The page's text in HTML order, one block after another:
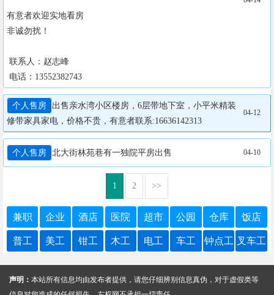
有意者欢迎实地看房
非诚勿扰！
电话：13552382743
个人售房
出售亲水湾小区楼房，6层带地下室，小平米精装
修带家具家电，价格不贵，有意者联系:16636142313
04-12
个人售房 北大街林苑巷有一独院平房出售 04-10
1 2 >>
兼职 企业 酒店 医院 超市 公园 仓库 饭店
普工 美工 钳工 木工 电工 车工 钟点工 叉车工
声明： 本站所有信息均由发布者提供，请您仔细辨别信息真伪，对于虚假类等